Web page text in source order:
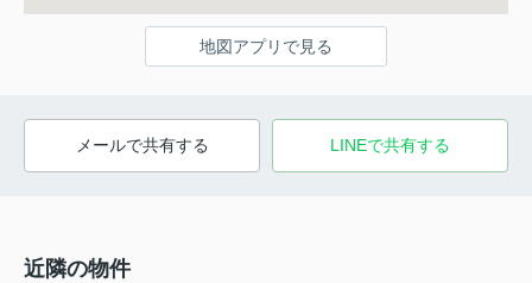
地図アプリで見る
メールで共有する LINEで共有する
近隣の物件